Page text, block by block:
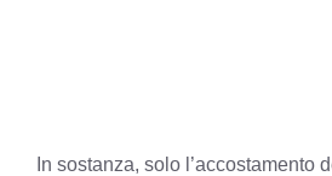
In sostanza, solo l’accostamento